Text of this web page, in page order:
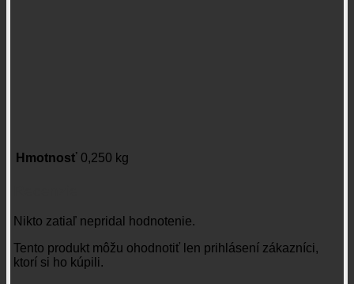
Hmotnosť 0,250 kg
Nikto zatiaľ nepridal hodnotenie.
Tento produkt môžu ohodnotiť len prihlásení zákazníci,
ktorí si ho kúpili.